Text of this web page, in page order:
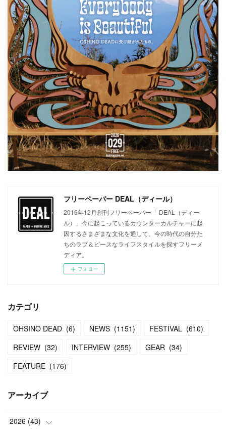
フリーペーパー DEAL（ディール）
2016年12月創刊フリーペーパー「 DEAL（ディー
ル）」今に起こっているカウンターカルチャーに起
因するさまざまな文化を通して、今の時代の自分た
ちのラブ＆ピースなライフスタイルを探すフリーメ
ディア。
フォロー
カテゴリ
OHSINO DEAD (6) NEWS (1151) FESTIVAL (610)
REVIEW (32) INTERVIEW (255) GEAR (34)
FEATURE (176)
アーカイブ
2026 (43)